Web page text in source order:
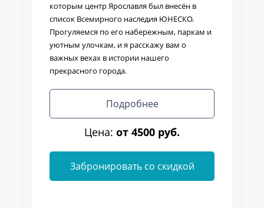
которым центр Ярославля был внесён в
список Всемирного наследия ЮНЕСКО.
Прогуляемся по его набережным, паркам и
уютным улочкам, и я расскажу вам о
важных вехах в истории нашего
прекрасного города.
Подробнее
Цена: от 4500 руб.
Забронировать со скидкой